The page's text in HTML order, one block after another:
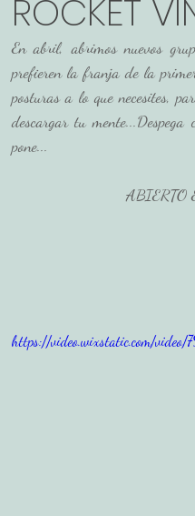
ROCKET
En abril, abrimos nuevos
prefieren la franja de la
posturas a lo que necesites,
descargar tu
pone...
ABIERTO
https://video.wixstatic.com/video/